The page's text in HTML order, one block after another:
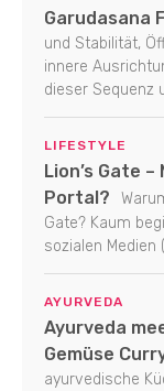
Garudasana
und Stabilität,
innere
dieser Sequenz
LIFESTYLE
Lion’s Gate
Portal?
Gate? Kaum
sozialen Medien
AYURVEDA
Ayurveda
Gemüse
ayurvedische